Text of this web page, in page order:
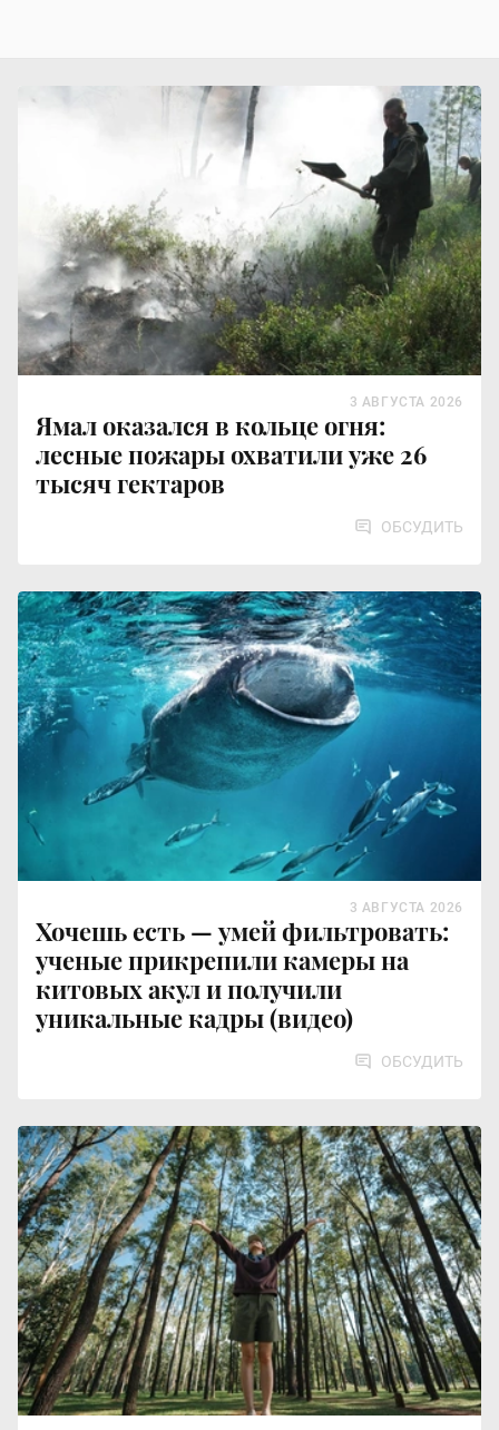
Ямал оказался в кольце огня:
лесные пожары охватили уже 26
тысяч гектаров
3 АВГУСТА 2026
ОБСУДИТЬ
Хочешь есть — умей фильтровать:
ученые прикрепили камеры на
китовых акул и получили
уникальные кадры (видео)
3 АВГУСТА 2026
ОБСУДИТЬ